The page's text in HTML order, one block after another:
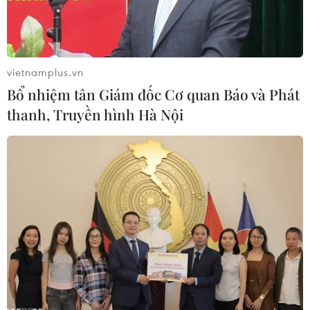
Máy bay của Hãng hàng không Alaska Airlines tại sân bay
quốc tế Los Angeles, bang California, Mỹ ngày 11/1/2023. Ảnh:
AFP/TTXVN
Ủy ban An toàn giao thông vận tải quốc gia
(NTSB) của Mỹ đã khiển trách Boeing vì tiết lộ
vietnamplus.vn
Bổ nhiệm tân Giám đốc Cơ quan Báo và Phát
thanh, Truyền hình Hà Nội